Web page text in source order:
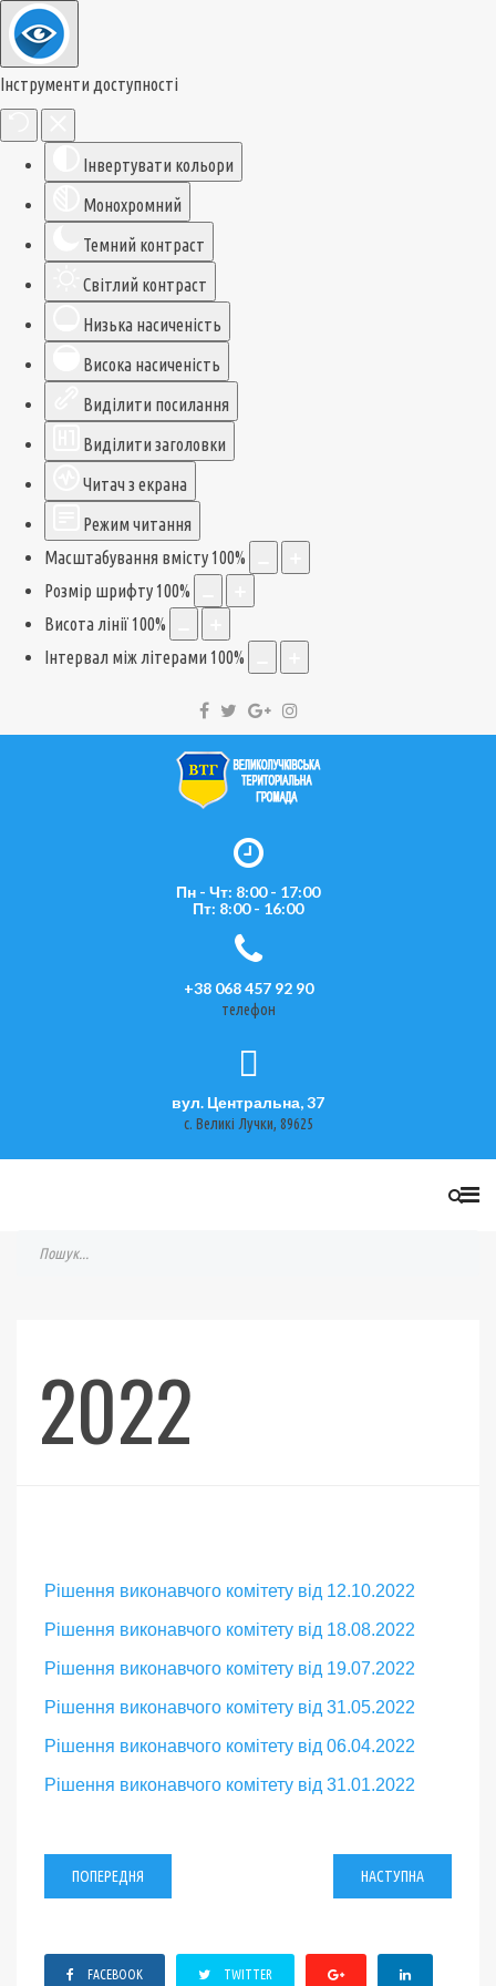
Інструменти доступності
Інвертувати кольори
Монохромний
Темний контраст
Світлий контраст
Низька насиченість
Висока насиченість
Виділити посилання
Виділити заголовки
Читач з екрана
Режим читання
Масштабування вмісту 100%
Розмір шрифту 100%
Висота лінії 100%
Інтервал між літерами 100%
Пн - Чт: 8:00 - 17:00
Пт: 8:00 - 16:00
+38 068 457 92 90
телефон
вул. Центральна, 37
с. Великі Лучки, 89625
2022
Рішення виконавчого комітету від 12.10.2022
Рішення виконавчого комітету від 18.08.2022
Рішення виконавчого комітету від 19.07.2022
Рішення виконавчого комітету від 31.05.2022
Рішення виконавчого комітету від 06.04.2022
Рішення виконавчого комітету від 31.01.2022
ПОПЕРЕДНЯ НАСТУПНА
FACEBOOK TWITTER